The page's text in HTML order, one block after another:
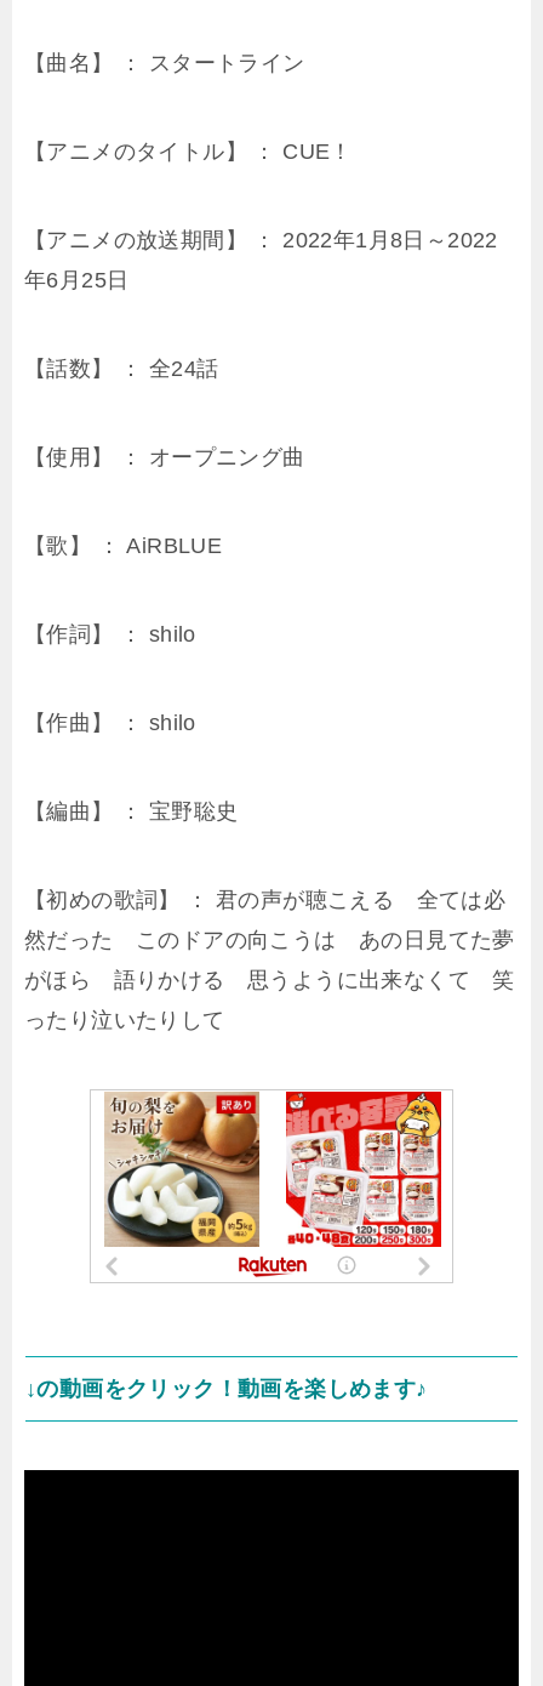
【曲名】 ： スタートライン
【アニメのタイトル】 ： CUE！
【アニメの放送期間】 ： 2022年1月8日～2022
年6月25日
【話数】 ： 全24話
【使用】 ： オープニング曲
【歌】 ： AiRBLUE
【作詞】 ： shilo
【作曲】 ： shilo
【編曲】 ： 宝野聡史
【初めの歌詞】 ： 君の声が聴こえる 全ては必
然だった このドアの向こうは あの日見てた夢
がほら 語りかける 思うように出来なくて 笑
ったり泣いたりして
↓の動画をクリック！動画を楽しめます♪